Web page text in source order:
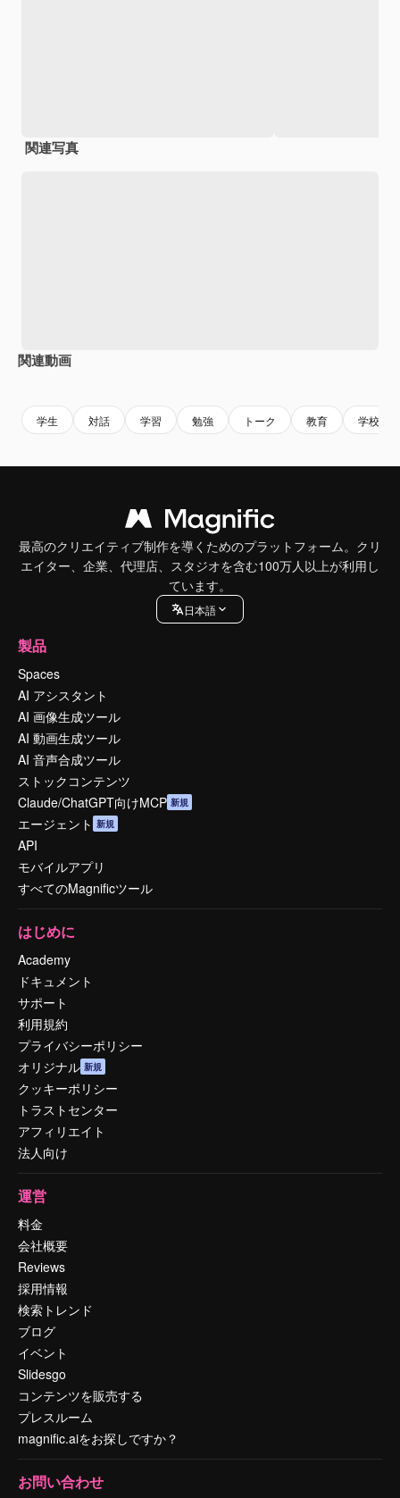
関連写真
関連動画
学生 対話 学習 勉強 トーク 教育 学校
最高のクリエイティブ制作を導くためのプラットフォーム。クリ
エイター、企業、代理店、スタジオを含む100万人以上が利用し
ています。
日本語
製品
Spaces
AI アシスタント
AI 画像生成ツール
AI 動画生成ツール
AI 音声合成ツール
ストックコンテンツ
Claude/ChatGPT向けMCP 新規
エージェント 新規
API
モバイルアプリ
すべてのMagnificツール
はじめに
Academy
ドキュメント
サポート
利用規約
プライバシーポリシー
オリジナル 新規
クッキーポリシー
トラストセンター
アフィリエイト
法人向け
運営
料金
会社概要
Reviews
採用情報
検索トレンド
ブログ
イベント
Slidesgo
コンテンツを販売する
プレスルーム
magnific.aiをお探しですか？
お問い合わせ